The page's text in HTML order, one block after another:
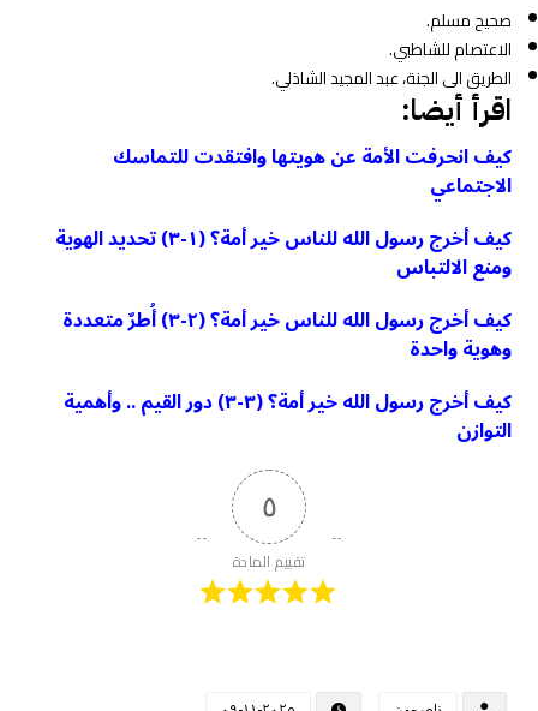
صحيح مسلم.
الاعتصام للشاطبي.
الطريق الى الجنة، عبد المجيد الشاذلي.
اقرأ أيضا:
كيف انحرفت الأمة عن هويتها وافتقدت للتماسك
الاجتماعي
كيف أخرج رسول الله للناس خير أمة؟ (١-٣) تحديد الهوية
ومنع الالتباس
كيف أخرج رسول الله للناس خير أمة؟ (٢-٣) أُطرٌ متعددة
وهوية واحدة
كيف أخرج رسول الله خير أمة؟ (٣-٣) دور القيم .. وأهمية
التوازن
٥
تقييم المادة